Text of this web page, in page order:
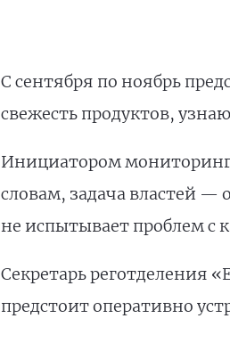
С сентября по ноябрь
свежесть продуктов,
Инициатором
словам, задача властей —
не испытывает проблем с
Секретарь реготделения
предстоит оперативно